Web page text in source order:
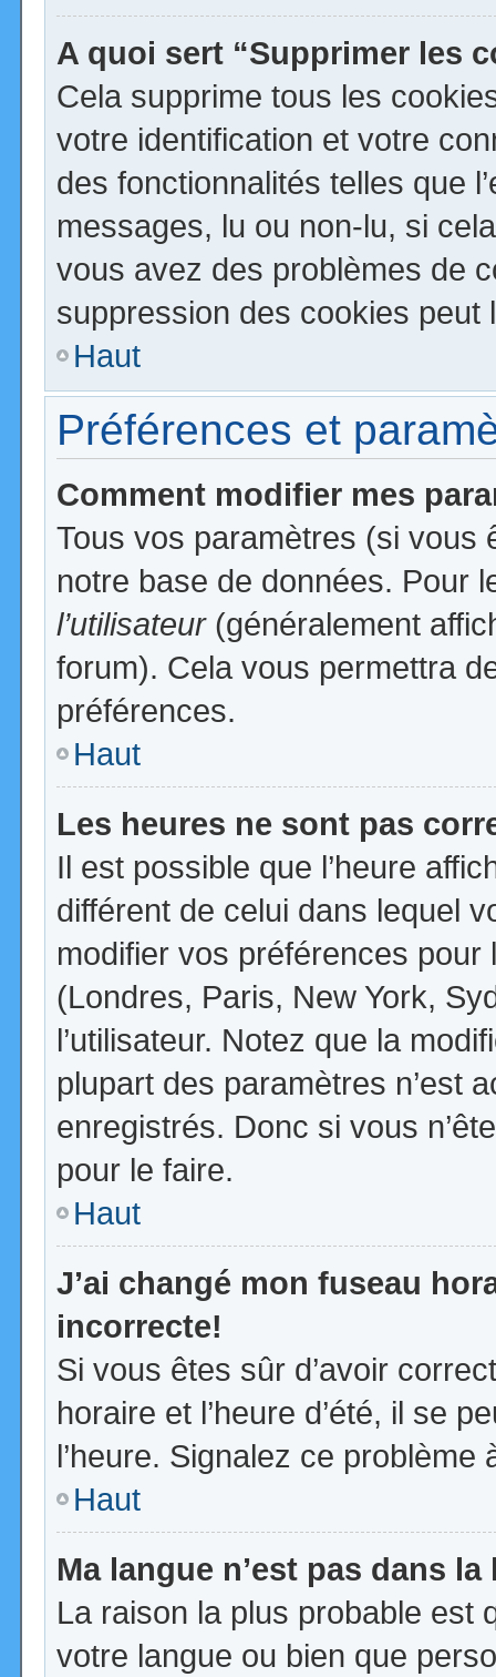
A quoi sert “Supprimer les
Cela supprime tous les
votre identification et votre
des fonctionnalités telles que
messages, lu ou non-lu, si
vous avez des problèmes de
suppression des cookies peut
Haut
Préférences et
Comment modifier mes
Tous vos paramètres (si vous
notre base de données. Pour
l’utilisateur(généralement
forum). Cela vous permettra
préférences.
Haut
Les heures ne sont pas
Il est possible que l’heure
différent de celui dans lequel
modifier vos préférences
(Londres, Paris, New York,
l’utilisateur. Notez que la
plupart des paramètres n’est
enregistrés. Donc si vous
pour le faire.
Haut
J’ai changé mon fuseau
incorrecte!
Si vous êtes sûr d’avoir
horaire et l’heure d’été, il se
l’heure. Signalez ce problème
Haut
Ma langue n’est pas dans la
La raison la plus probable est
votre langue ou bien que